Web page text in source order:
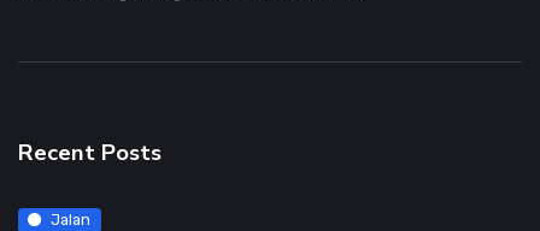
Recent Posts
Jalan